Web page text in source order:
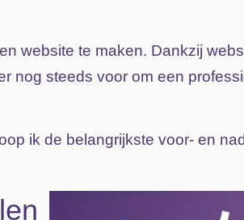
website te maken. Dankzij
nog steeds voor om een
ik de belangrijkste voor- en